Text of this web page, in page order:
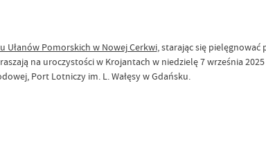
Ułanów Pomorskich w Nowej Cerkwi, starając się
na uroczystości w Krojantach w niedzielę 7 września
Port Lotniczy im. L. Wałęsy w Gdańsku.